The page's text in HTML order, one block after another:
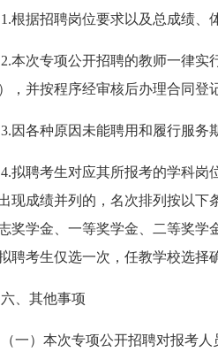
1.根据招聘岗位要求以及总成绩、
2.本次专项公开招聘的教师一律实
，并按程序经审核后办理合同登
3.因各种原因未能聘用和履行服务
4.拟聘考生对应其所报考的学科岗
现成绩并列的，名次排列按以下
奖学金、一等奖学金、二等奖学
聘考生仅选一次，任教学校选择
六、其他事项
（一）本次专项公开招聘对报考